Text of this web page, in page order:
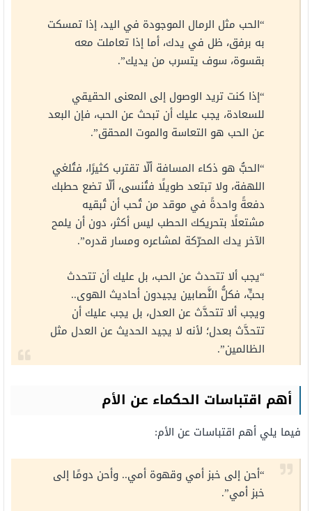
“الحب مثل الرمال الموجودة في اليد، إذا تمسكت
به برفق، ظل في يدك، أما إذا تعاملت معه
بقسوة، سوف يتسرب من يديك”.
“إذا كنت تريد الوصول إلى المعنى الحقيقي
للسعادة، يجب عليك أن تبحث عن الحب، فإن البعد
عن الحب هو التعاسة والموت المحقق”.
“الحبُّ هو ذكاء المسافة ألّا تقترب كثيرًا، فتُلغي
اللهفة، ولا تبتعد طويلًا فتُنسى، ألّا تضع حطبك
دفعةً واحدةً في موقد من تُحب أن تُبقيه
مشتعلًا بتحريكك الحطب ليس أكثر، دون أن يلمح
الآخر يدك المحرّكة لمشاعره ومسار قدره”.
“يجب ألا تتحدث عن الحب، بل عليك أن تتحدث
بحبٍّ، فكلُّ النَّصابين يجيدون أحاديث الهوى..
ويجب ألا تتحدَّث عن العدل، بل يجب عليك أن
تتحدَّث بعدل؛ لأنه لا يجيد الحديث عن العدل مثل
الظالمين”.
أهم اقتباسات الحكماء عن الأم
فيما يلي أهم اقتباسات عن الأم:
“أحن إلى خبز أمي وقهوة أمي.. وأحن دومًا إلى
خبز أمي”.